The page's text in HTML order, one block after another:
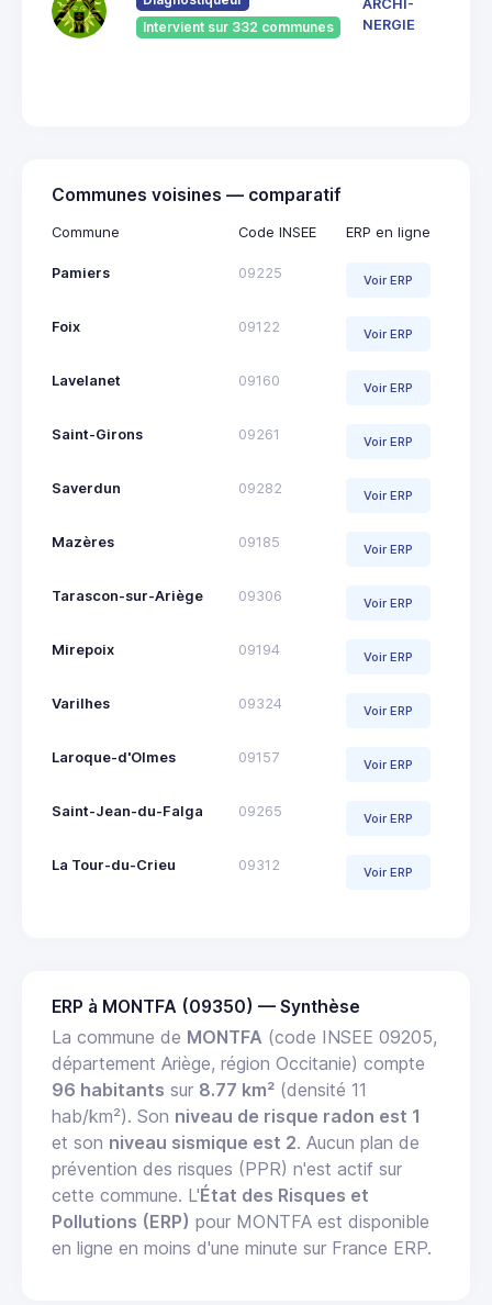
Intervient sur 332 communes
ARCHI-
NERGIE
Communes voisines — comparatif
Commune Code INSEE ERP en ligne
Pamiers 09225 Voir ERP
Foix 09122 Voir ERP
Lavelanet 09160 Voir ERP
Saint-Girons 09261 Voir ERP
Saverdun 09282 Voir ERP
Mazères 09185 Voir ERP
Tarascon-sur-Ariège 09306 Voir ERP
Mirepoix 09194 Voir ERP
Varilhes 09324 Voir ERP
Laroque-d'Olmes 09157 Voir ERP
Saint-Jean-du-Falga 09265 Voir ERP
La Tour-du-Crieu 09312 Voir ERP
ERP à MONTFA (09350) — Synthèse
La commune de MONTFA (code INSEE 09205,
département Ariège, région Occitanie) compte
96 habitants sur 8.77 km² (densité 11
hab/km²). Son niveau de risque radon est 1
et son niveau sismique est 2. Aucun plan de
prévention des risques (PPR) n'est actif sur
cette commune. L'État des Risques et
Pollutions (ERP) pour MONTFA est disponible
en ligne en moins d'une minute sur France ERP.